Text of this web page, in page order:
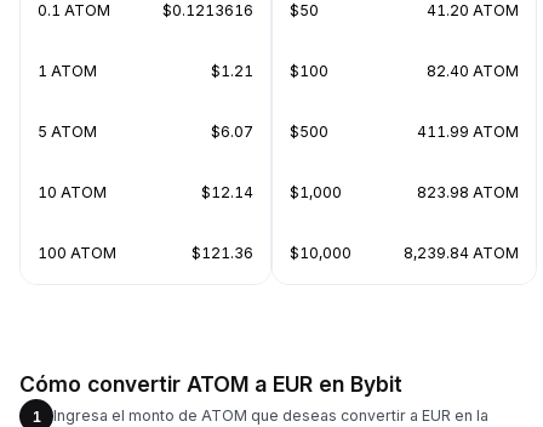
0.1 ATOM $0.1213616
1 ATOM $1.21
5 ATOM $6.07
10 ATOM $12.14
100 ATOM $121.36
$50 41.20 ATOM
$100 82.40 ATOM
$500 411.99 ATOM
$1,000 823.98 ATOM
$10,000 8,239.84 ATOM
Cómo convertir ATOM a EUR en Bybit
1
Ingresa el monto de ATOM que deseas convertir a EUR en la